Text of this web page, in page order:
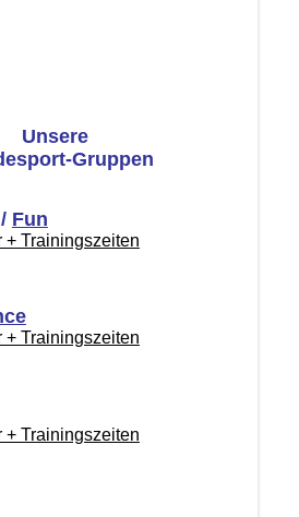
Unsere
Gruppen
Fun
+ Trainingszeiten
+ Trainingszeiten
+ Trainingszeiten